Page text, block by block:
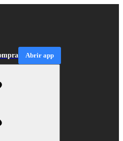
Abrir app